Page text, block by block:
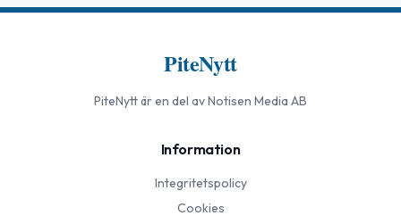
PiteNytt
PiteNyttär en del av Notisen Media AB
Information
Integritetspolicy
Cookies